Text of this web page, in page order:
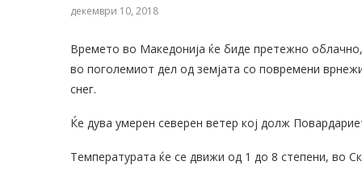
декември 10, 2018
Времето во Македонија ќе биде претежно
во поголемиот дел од земјата со повремени
снег.
Ќе дува умерен северен ветер кој долж
Температурата ќе се движи од 1 до 8 степени, во